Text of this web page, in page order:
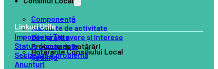
Componență
Rapoarte de activitate
Declarații avere și interese
Proiecte de hotărâri
Hotărârile Consiliului Local
Ședințe
Linkuri Utile
Impozite și Taxe
Status documente
Sesizează o problemă
Anunțuri